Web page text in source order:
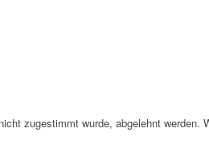
zugestimmt wurde, abgelehnt